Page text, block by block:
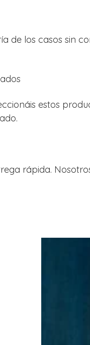
de los casos sin
estos
rápida.